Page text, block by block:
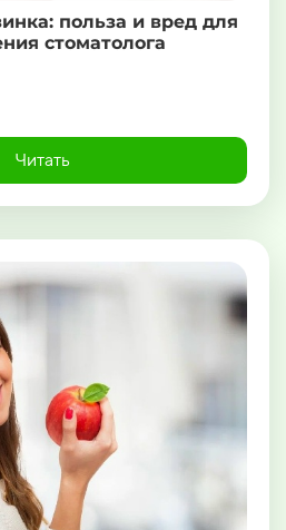
польза и вред для
стоматолога
Читать